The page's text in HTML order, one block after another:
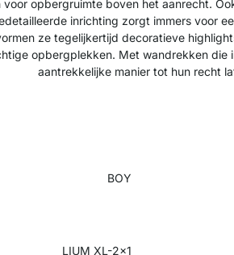
opbergruimte boven het aanrecht.
inrichting zorgt immers voor
ze tegelijkertijd decoratieve
opbergplekken. Met wandrekken
aantrekkelijke manier tot hun recht
BOY
LIUM XL-2x1